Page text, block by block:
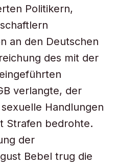
Politikern,
an den Deutschen
des mit der
verlangte, der
Handlungen
Strafen bedrohte.
der
Bebel trug die